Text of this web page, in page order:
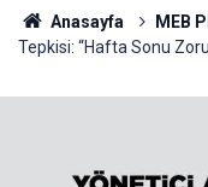
Anasayfa MEB
Tepkisi: “Hafta Sonu